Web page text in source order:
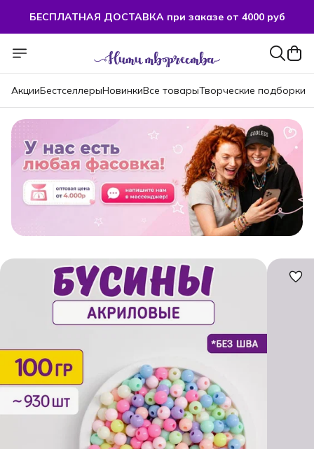
БЕСПЛАТНАЯ ДОСТАВКА при заказе от 4000 руб
АкцииБестселлерыНовинкиВсе товарыТворческие подборки